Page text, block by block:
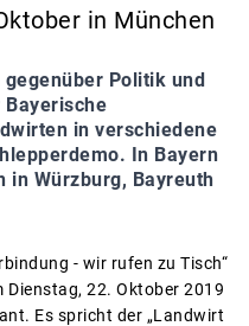
in München
Politik und
in verschiedene
In Bayern
in Würzburg, Bayreuth
- wir rufen zu Tisch“
22. Oktober 2019
Es spricht der „Landwirt